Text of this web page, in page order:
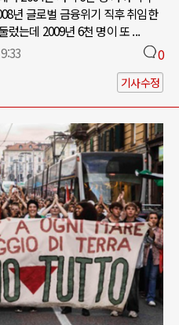
년 글로벌 금융위기 직후 취임한
렀는데 2009년 6천 명이 또 ...
0
기사수정